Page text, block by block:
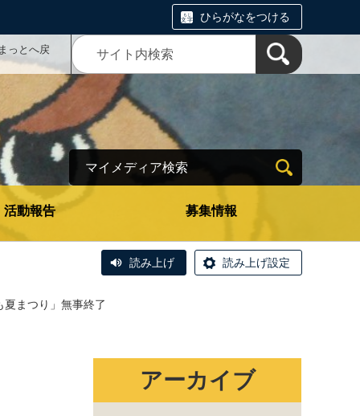
ひらがなをつける
っとへ戻
活動報告 募集情報
読み上げ 読み上げ設定
まつり」無事終了
アーカイブ